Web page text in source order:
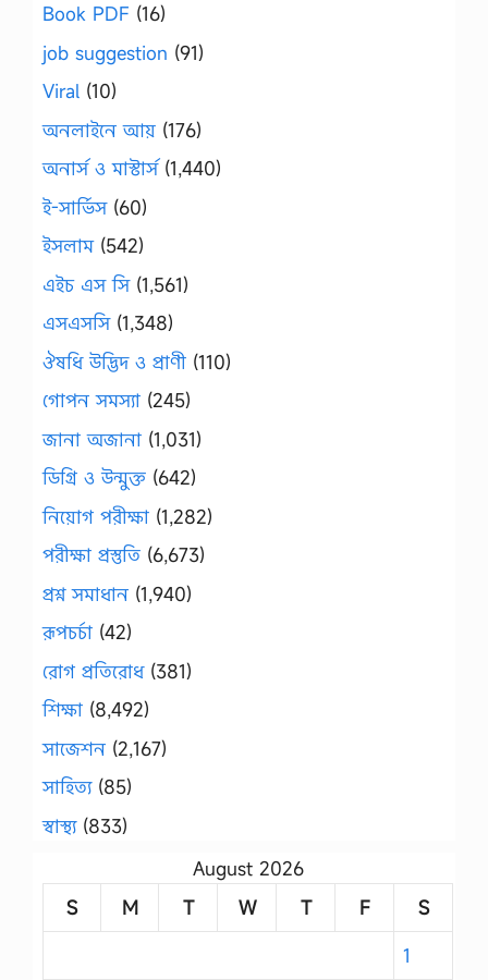
Book PDF (16)
job suggestion (91)
Viral (10)
অনলাইনে আয় (176)
অনার্স ও মাস্টার্স(1,440)
ই-সার্ভিস(60)
ইসলাম(542)
এইচ এস সি(1,561)
এসএসসি(1,348)
ঔষধি উদ্ভিদ ও প্রাণী (110)
গোপন সমস্যা (245)
জানা অজানা (1,031)
ডিগ্রি ও উন্মুক্ত (642)
নিয়োগ পরীক্ষা (1,282)
পরীক্ষা প্রস্তুতি (6,673)
প্রশ্ন সমাধান (1,940)
রূপচর্চা (42)
রোগ প্রতিরোধ(381)
শিক্ষা (8,492)
সাজেশন (2,167)
সাহিত্য(85)
স্বাস্থ্য(833)
August 2026
S
M T W T F
S
1